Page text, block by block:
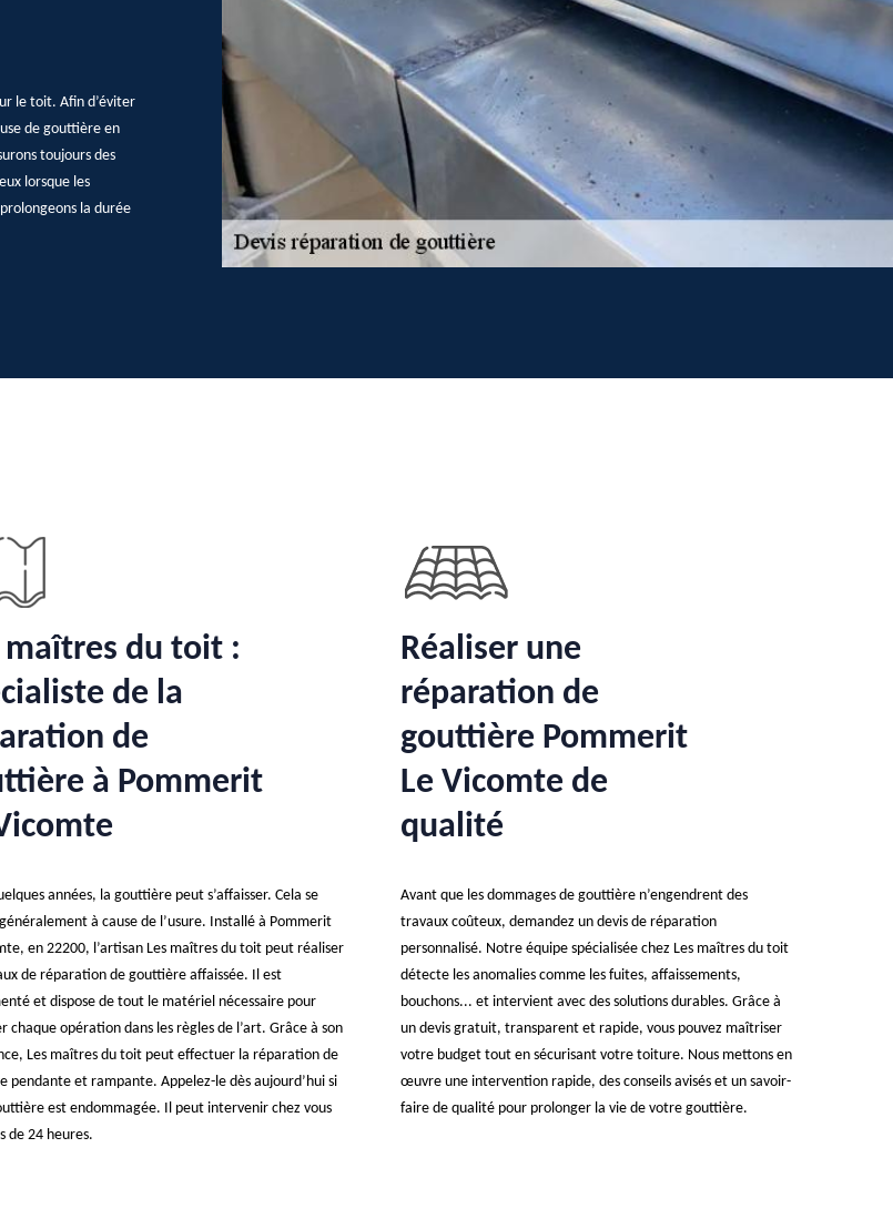
le toit. Afin d’éviter
de gouttière en
toujours des
lorsque les
la durée
maîtres du toit :
de la
de
à Pommerit
années, la gouttière peut s’affaisser. Cela se
à cause de l’usure. Installé à Pommerit
en 22200, l’artisan Les maîtres du toit peut réaliser
de réparation de gouttière affaissée. Il est
et dispose de tout le matériel nécessaire pour
chaque opération dans les règles de l’art. Grâce à son
Les maîtres du toit peut effectuer la réparation de
pendante et rampante. Appelez-le dès aujourd’hui si
est endommagée. Il peut intervenir chez vous
de 24 heures.
Réaliser une
réparation de
gouttière Pommerit
Le Vicomte de
qualité
Avant que les dommages de gouttière n’engendrent des
travaux coûteux, demandez un devis de réparation
personnalisé. Notre équipe spécialisée chez Les maîtres du toit
détecte les anomalies comme les fuites, affaissements,
bouchons... et intervient avec des solutions durables. Grâce à
un devis gratuit, transparent et rapide, vous pouvez maîtriser
votre budget tout en sécurisant votre toiture. Nous mettons en
œuvre une intervention rapide, des conseils avisés et un savoir-
faire de qualité pour prolonger la vie de votre gouttière.